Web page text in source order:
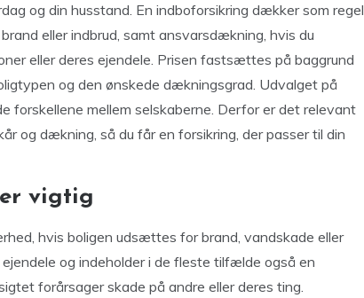
og din husstand. En indboforsikring dækker som regel
eller indbrud, samt ansvarsdækning, hvis du
eller deres ejendele. Prisen fastsættes på baggrund
og den ønskede dækningsgrad. Udvalget på
forskellene mellem selskaberne. Derfor er det relevant
og dækning, så du får en forsikring, der passer til din
vigtig
hvis boligen udsættes for brand, vandskade eller
og indeholder i de fleste tilfælde også en
forårsager skade på andre eller deres ting.